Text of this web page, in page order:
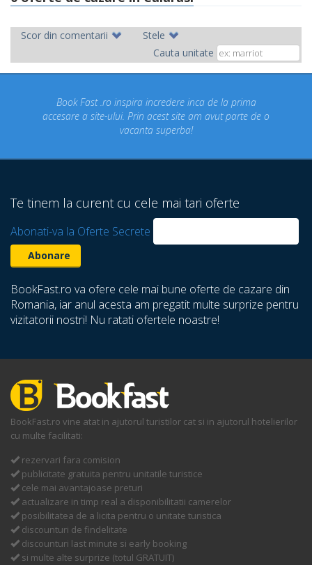
Scor din comentarii
Stele
Cauta unitate
Fast .ro inspira incredere inca de la prima
a site-ului. Prin acest site am avut parte de o
vacanta superba!
Te tinem la curent cu cele mai tari oferte
Abonati-va la Oferte Secrete
BookFast.ro va ofere cele mai bune oferte de cazare din
Romania, iar anul acesta am pregatit multe surprize pentru
vizitatorii nostri! Nu ratati ofertele noastre!
BookFast.ro vine atat in ajutorul turistilor cat si in ajutorul hotelierilor
cu multe facilitati:
rezervari fara comision
publicitate gratuita pentru unitatile turistice
cele mai avantajoase preturi
actualizare in timp real a disponibilitatii camerelor
posibilitatea de a licita pentru o unitate turistica
discounturi de findelitate
discounturi last minute si early booking
si multe alte surprize (totul GRATUIT)